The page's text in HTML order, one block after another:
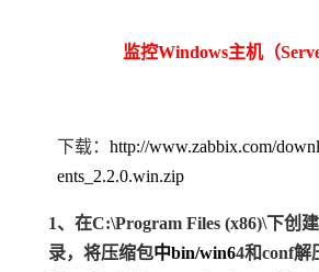
监控Windows主机（Server
下载： http://www.zabbix.com/
ents_2.2.0.win.zip
1、 在C:\Program Files (x86)\下创
录，将压缩包中bin/win64和conf解